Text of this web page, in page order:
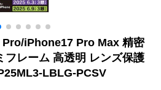
Pro/iPhone17 Pro Max 精密
フレーム 高透明 レンズ保護
LBLG-PCSV